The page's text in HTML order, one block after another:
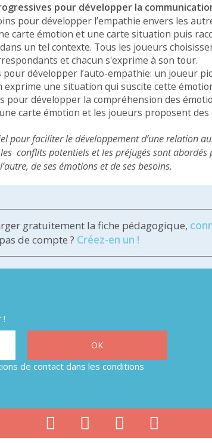
pour développer la
pour développer l’empathie envers les
carte émotion et une carte situation puis
un tel contexte. Tous les joueurs
et chacun s'exprime à son tour.
développer l’auto-empathie: un joueur
exprime une situation qui suscite cette
pour développer la compréhension des
carte émotion et les joueurs proposent des
pour faciliter le développement d’une relation
conflits potentiels et les préjugés sont
de ses émotions et de ses besoins.
gratuitement la fiche pédagogique,
de compte ? Créez-en un !
!
de contact dans les conditions